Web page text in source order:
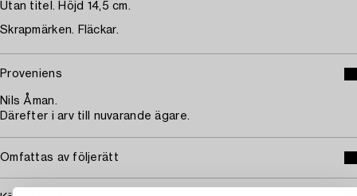
Utan titel. Höjd 14,5 cm.
Skrapmärken. Fläckar.
Proveniens
Nils Åman.
Därefter i arv till nuvarande ägare.
Omfattas av följerätt